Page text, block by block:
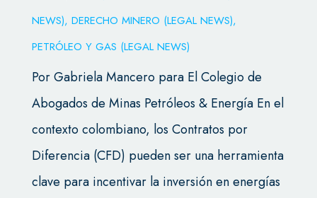
NEWS), DERECHO MINERO (LEGAL NEWS),
PETRÓLEO Y GAS (LEGAL NEWS)
Por Gabriela Mancero para El Colegio de
Abogados de Minas Petróleos & Energía En el
contexto colombiano, los Contratos por
Diferencia (CFD) pueden ser una herramienta
clave para incentivar la inversión en energías